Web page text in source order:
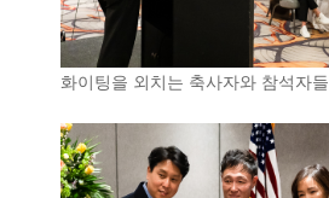
화이팅을 외치는 축사자와 참석자들